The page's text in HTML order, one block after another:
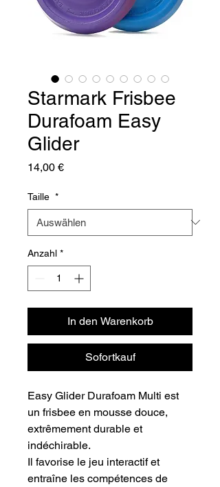
Starmark Frisbee
Durafoam Easy
Glider
14,00 €Preis
Taille *
Anzahl *
In den Warenkorb
Sofortkauf
Easy Glider Durafoam Multi est
un frisbee en mousse douce,
extrêmement durable et
indéchirable.
Il favorise le jeu interactif et
entraîne les compétences de